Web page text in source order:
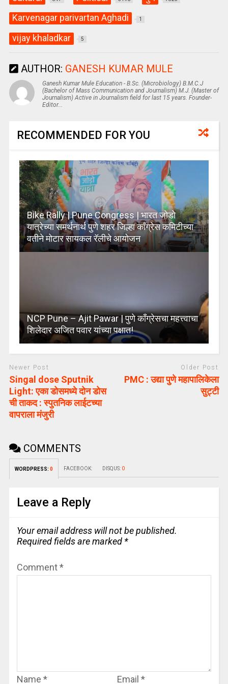
Karvenagar parivartan Aghadi 1
vijay khaladkar 5
AUTHOR: GANESH KUMAR MULE
Ganesh Kumar Mule Education - B.Sc. (Microbiology) B.M.C.J
(Bachelor of Mass Communication and Journalism) M.J. (Master of
Journalism) Active in Journalism field for last 15 years. Founder-
Editor...
RECOMMENDED FOR YOU
Bike Rally | Pune Congress | भारत जोडो
यात्रेच्या समर्थनार्थ पुणे शहर जिल्हा काँग्रेस कमिटीच्या
वतीने मोटार सायकल रॅलीचे आयोजन
NCP Pune – Ajit Pawar | पुणे कॉंग्रेसचा महत्त्वाचा
शिलेदार अजित पवार यांच्या पक्षात!
Newer Post
Singal dose Sputnik
Light: एका डोसमध्ये दोन डोस
ची ताकद : स्पुतनिक लाईटच्या
वापराला मंजुरी
Older Post
PMC : उद्या पुणे महापालिकेला
सुट्टी
COMMENTS
WORDPRESS: 0 FACEBOOK: DISQUS: 0
Leave a Reply
Your email address will not be published.
Required fields are marked *
Comment*
Name * Email *